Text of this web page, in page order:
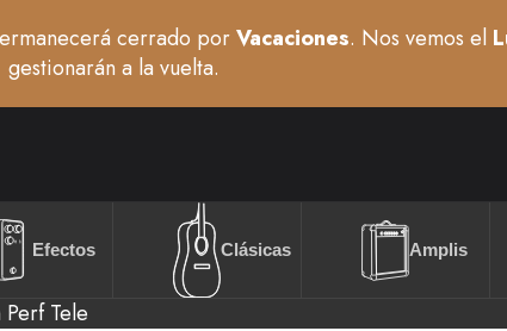
cerrado porVacaciones. Nos vemos el
gestionarán a la vuelta.
Efectos Clásicas Amplis
Tele